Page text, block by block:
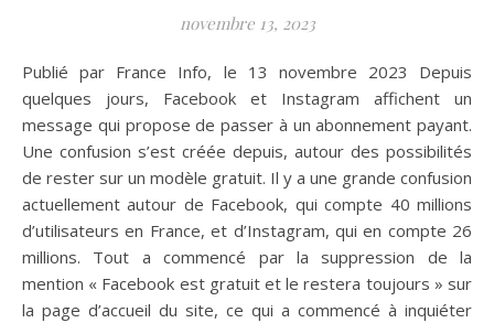
novembre 13, 2023
Publié par France Info, le 13 novembre 2023 Depuis
quelques jours, Facebook et Instagram affichent un
message qui propose de passer à un abonnement payant.
Une confusion s’est créée depuis, autour des possibilités
de rester sur un modèle gratuit. Il y a une grande confusion
actuellement autour de Facebook, qui compte 40 millions
d’utilisateurs en France, et d’Instagram, qui en compte 26
millions. Tout a commencé par la suppression de la
mention « Facebook est gratuit et le restera toujours » sur
la page d’accueil du site, ce qui a commencé à inquiéter